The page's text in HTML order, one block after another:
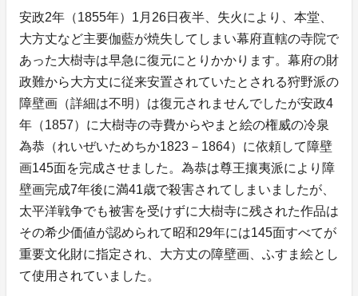
安政2年（1855年）1月26日夜半、失火により、本堂、
大方丈など主要伽藍が焼失してしまい幕府直轄の寺院で
あった大樹寺は早急に復元にとりかかります。幕府の財
政難から大方丈に従来安置されていたとされる狩野派の
障壁画（詳細は不明）は復元されませんでしたが安政4
年（1857）に大樹寺の寺費からやまと絵の権威の冷泉
為恭（れいぜいためちか1823－1864）に依頼して障壁
画145面を完成させました。為恭は尊王攘夷派により障
壁画完成7年後に満41歳で殺害されてしまいましたが、
太平洋戦争でも被害を受けずに大樹寺に残された作品は
その希少価値が認められて昭和29年には145面すべてが
重要文化財に指定され、大方丈の障壁画、ふすま絵とし
て使用されていました。